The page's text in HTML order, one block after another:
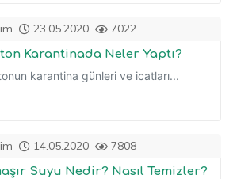
23.05.2020 7022
Karantinada Neler Yaptı?
karantina günleri ve icatları...
14.05.2020 7808
Suyu Nedir? Nasıl Temizler?